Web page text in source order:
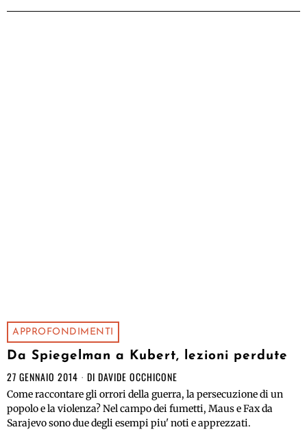
APPROFONDIMENTI
Da Spiegelman a Kubert, lezioni perdute
27 GENNAIO 2014 DI DAVIDE OCCHICONE
Come raccontare gli orrori della guerra, la persecuzione di un
popolo e la violenza? Nel campo dei fumetti, Maus e Fax da
Sarajevo sono due degli esempi piu' noti e apprezzati.